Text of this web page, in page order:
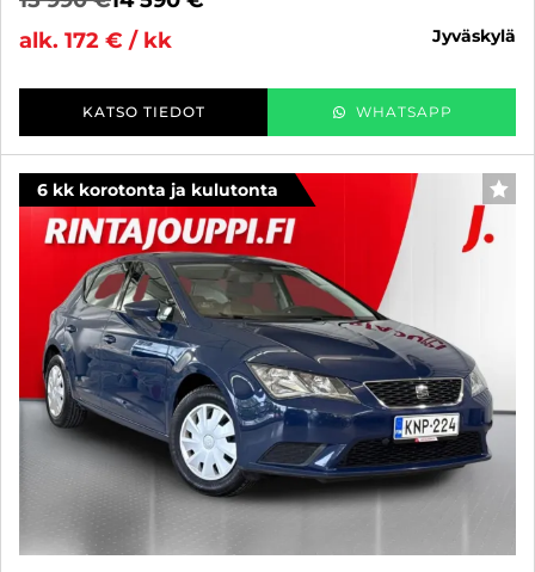
alk. 172 € / kk
jyväskylä
KATSO TIEDOT WHATSAPP
6 kk korotonta ja kulutonta